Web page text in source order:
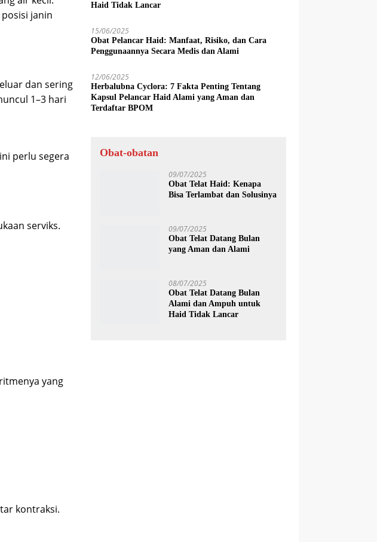
janin
dan sering
1–3 hari
perlu segera
serviks.
yang
kontraksi.
Haid Tidak Lancar
15/06/2025
Obat Pelancar Haid: Manfaat, Risiko, dan Cara
Penggunaannya Secara Medis dan Alami
12/06/2025
Herbalubna Cyclora: 7 Fakta Penting Tentang
Kapsul Pelancar Haid Alami yang Aman dan
Terdaftar BPOM
Obat-obatan
09/07/2025
Obat Telat Haid: Kenapa
Bisa Terlambat dan Solusinya
09/07/2025
Obat Telat Datang Bulan
yang Aman dan Alami
08/07/2025
Obat Telat Datang Bulan
Alami dan Ampuh untuk
Haid Tidak Lancar